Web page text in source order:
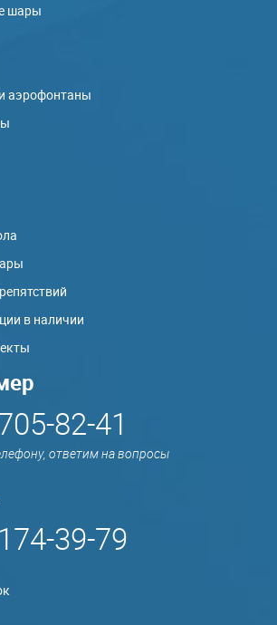
шары
аэрофонтаны
в наличии
82-41
ответим на вопросы
39-79